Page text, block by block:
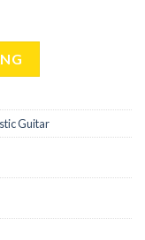
Guitar